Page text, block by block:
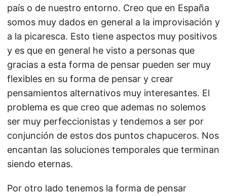
país o de nuestro entorno. Creo que en España
somos muy dados en general a la improvisación y
a la picaresca. Esto tiene aspectos muy positivos
y es que en general he visto a personas que
gracias a esta forma de pensar pueden ser muy
flexibles en su forma de pensar y crear
pensamientos alternativos muy interesantes. El
problema es que creo que ademas no solemos
ser muy perfeccionistas y tendemos a ser por
conjunción de estos dos puntos chapuceros. Nos
encantan las soluciones temporales que terminan
siendo eternas.
Por otro lado tenemos la forma de pensar